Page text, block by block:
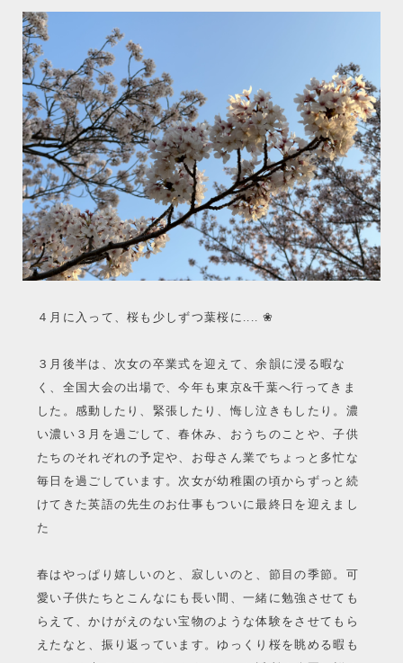
４月に入って、桜も少しずつ葉桜に.... ❀
３月後半は、次女の卒業式を迎えて、余韻に浸る暇な
く、全国大会の出場で、今年も東京&千葉へ行ってきま
した。感動したり、緊張したり、悔し泣きもしたり。濃
い濃い３月を過ごして、春休み、おうちのことや、子供
たちのそれぞれの予定や、お母さん業でちょっと多忙な
毎日を過ごしています。次女が幼稚園の頃からずっと続
けてきた英語の先生のお仕事もついに最終日を迎えまし
た
春はやっぱり嬉しいのと、寂しいのと、節目の季節。可
愛い子供たちとこんなにも長い間、一緒に勉強させても
らえて、かけがえのない宝物のような体験をさせてもら
えたなと、振り返っています。ゆっくり桜を眺める暇も